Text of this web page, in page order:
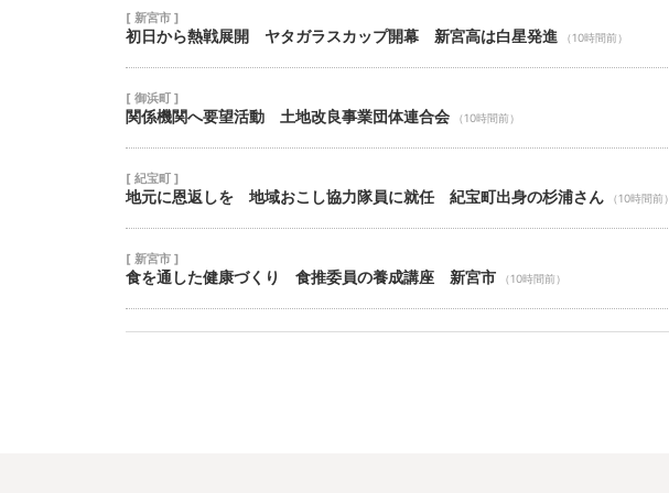
[ 新宮市 ]
初日から熱戦展開 ヤタガラスカップ開幕 新宮高は白星発進 （10時間前）
[ 御浜町 ]
関係機関へ要望活動 土地改良事業団体連合会 （10時間前）
[ 紀宝町 ]
地元に恩返しを 地域おこし協力隊員に就任 紀宝町出身の杉浦さん （10時間前）
[ 新宮市 ]
食を通した健康づくり 食推委員の養成講座 新宮市 （10時間前）